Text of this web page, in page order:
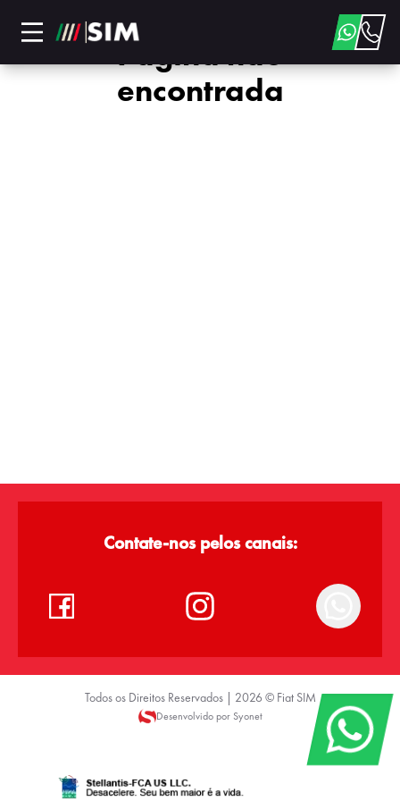
Página não
encontrada
Contate-nos pelos canais:
Todos os Direitos Reservados | 2026 © Fiat SIM
Desenvolvido por Syonet